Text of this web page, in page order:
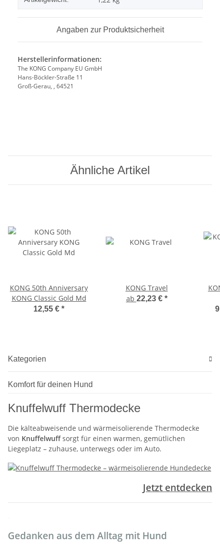
Angaben zur Produktsicherheit
Herstellerinformationen:
The KONG Company EU GmbH
Hans-Böckler-Straße 11
Groß-Gerau, , 64521
Ähnliche Artikel
KONG 50th Anniversary
KONG Classic Gold Md
12,55 € *
KONG Travel
ab 22,23 € *
Kategorien
Komfort für deinen Hund
Knuffelwuff Thermodecke
Die kälteabweisende und wärmeisolierende Thermodecke
von Knuffelwuffsorgt für einen warmen, gemütlichen
Liegeplatz – zuhause, unterwegs oder im Auto.
Jetzt entdecken
Gedanken aus dem Alltag mit Hund